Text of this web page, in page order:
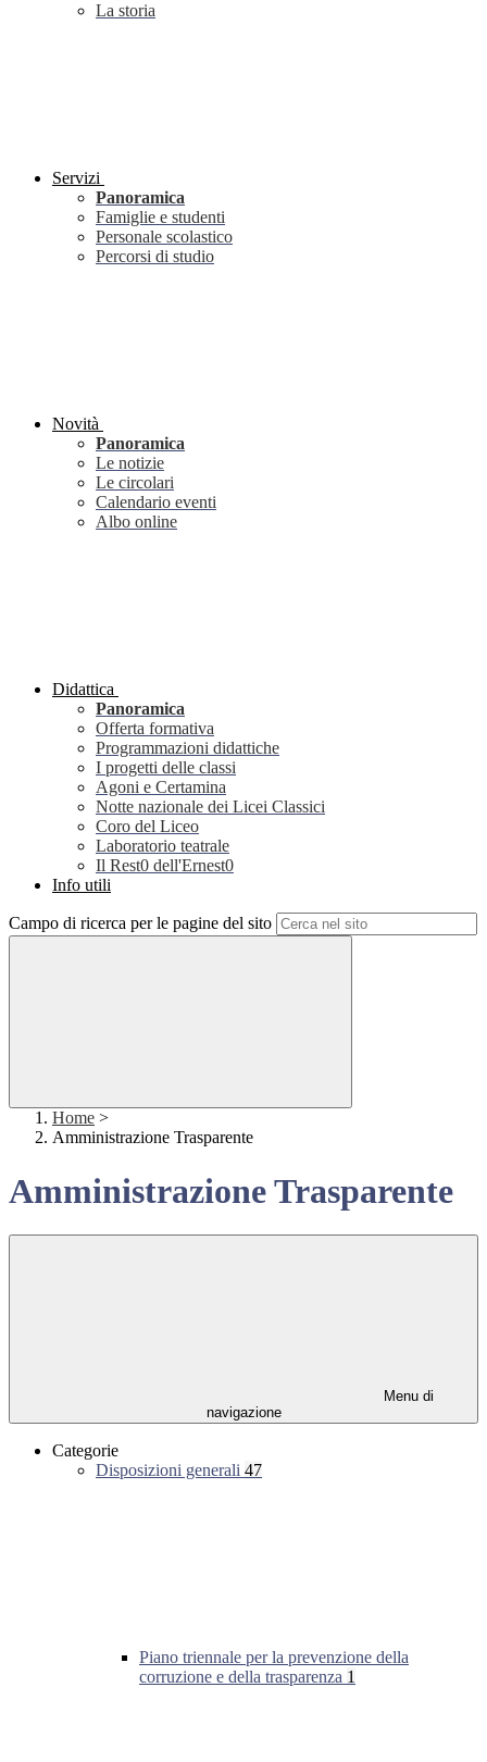
La storia
Servizi
Panoramica
Famiglie e studenti
Personale scolastico
Percorsi di studio
Novità
Panoramica
Le notizie
Le circolari
Calendario eventi
Albo online
Didattica
Panoramica
Offerta formativa
Programmazioni didattiche
I progetti delle classi
Agoni e Certamina
Notte nazionale dei Licei Classici
Coro del Liceo
Laboratorio teatrale
Il Rest0 dell'Ernest0
Info utili
Campo di ricerca per le pagine del sito
Home >
Amministrazione Trasparente
Amministrazione Trasparente
Menu di
navigazione
Categorie
Disposizioni generali 47
Piano triennale per la prevenzione della
corruzione e della trasparenza 1